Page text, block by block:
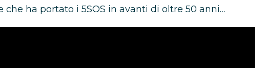
che ha portato i 5SOS in avanti di oltre 50 anni…